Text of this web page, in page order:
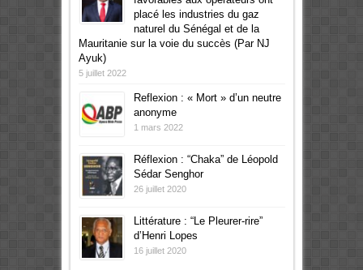
placé les industries du gaz
naturel du Sénégal et de la
Mauritanie sur la voie du succès (Par NJ
Ayuk)
5 juillet 2022
Reflexion : « Mort » d’un neutre
anonyme
1 mars 2022
Réflexion : “Chaka” de Léopold
Sédar Senghor
26 juillet 2020
Littérature : “Le Pleurer-rire”
d’Henri Lopes
16 juillet 2020